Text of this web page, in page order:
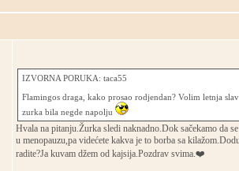
IZVORNA PORUKA: taca55
Flamingos draga, kako prosao rodjendan? Volim letnja
zurka bila negde napolju
Hvala na pitanju.Žurka sledi naknadno.Dok sačekamo da
u menopauzu,pa videćete kakva je to borba sa
radite?Ja kuvam džem od kajsija.Pozdrav svima.❤️